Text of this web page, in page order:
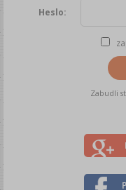
Heslo:
Zabudli